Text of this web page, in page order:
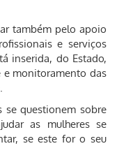
também pelo apoio
e serviços
inserida, do Estado,
e monitoramento das
se questionem sobre
as mulheres se
se este for o seu